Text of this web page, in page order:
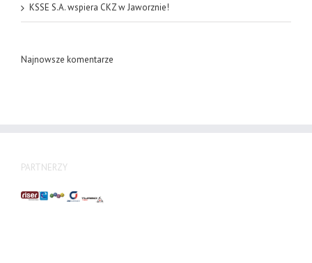
KSSE S.A. wspiera CKZ w Jaworznie!
Najnowsze komentarze
PARTNERZY